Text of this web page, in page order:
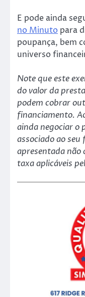
E pode ainda
no Minuto para
poupança, bem
universo
Note que este
do valor da
podem cobrar
financiamento.
ainda negociar o
associado ao
apresentada não
taxa aplicáveis